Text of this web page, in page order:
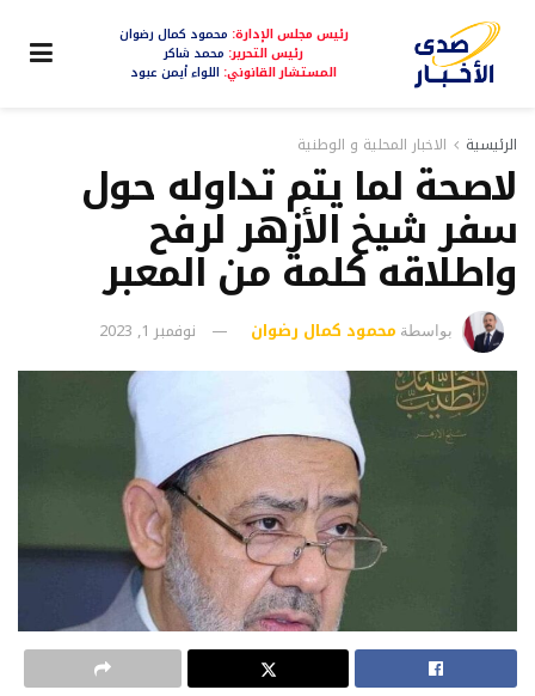
رئيس مجلس الإدارة: محمود كمال رضوان
رئيس التحرير: محمد شاكر
المستشار القانوني: اللواء أيمن عبود
الرئيسية الاخبار المحلية و الوطنية
لاصحة لما يتم تداوله حول
سفر شيخ الأزهر لرفح
واطلاقه كلمة من المعبر
بواسطة محمود كمال رضوان نوفمبر 1, 2023